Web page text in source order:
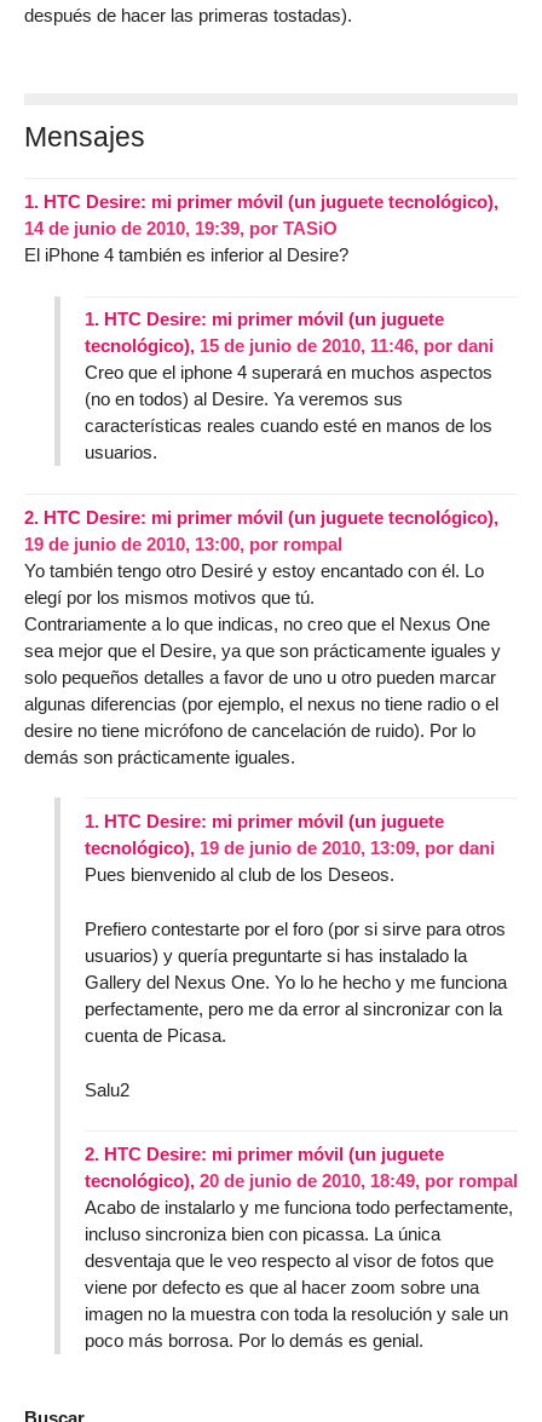
después de hacer las primeras tostadas).
Mensajes
1. HTC Desire: mi primer móvil (un juguete tecnológico),
14 de junio de 2010, 19:39, por TASiO
El iPhone 4 también es inferior al Desire?
1. HTC Desire: mi primer móvil (un juguete
tecnológico), 15 de junio de 2010, 11:46, por dani
Creo que el iphone 4 superará en muchos aspectos
(no en todos) al Desire. Ya veremos sus
características reales cuando esté en manos de los
usuarios.
2. HTC Desire: mi primer móvil (un juguete tecnológico),
19 de junio de 2010, 13:00, por rompal
Yo también tengo otro Desiré y estoy encantado con él. Lo
elegí por los mismos motivos que tú.
Contrariamente a lo que indicas, no creo que el Nexus One
sea mejor que el Desire, ya que son prácticamente iguales y
solo pequeños detalles a favor de uno u otro pueden marcar
algunas diferencias (por ejemplo, el nexus no tiene radio o el
desire no tiene micrófono de cancelación de ruido). Por lo
demás son prácticamente iguales.
1. HTC Desire: mi primer móvil (un juguete
tecnológico), 19 de junio de 2010, 13:09, por dani
Pues bienvenido al club de los Deseos.
Prefiero contestarte por el foro (por si sirve para otros
usuarios) y quería preguntarte si has instalado la
Gallery del Nexus One. Yo lo he hecho y me funciona
perfectamente, pero me da error al sincronizar con la
cuenta de Picasa.
Salu2
2. HTC Desire: mi primer móvil (un juguete
tecnológico), 20 de junio de 2010, 18:49, por rompal
Acabo de instalarlo y me funciona todo perfectamente,
incluso sincroniza bien con picassa. La única
desventaja que le veo respecto al visor de fotos que
viene por defecto es que al hacer zoom sobre una
imagen no la muestra con toda la resolución y sale un
poco más borrosa. Por lo demás es genial.
Buscar